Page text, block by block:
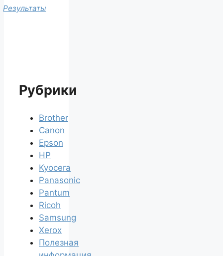
Результаты
Рубрики
Brother
Canon
Epson
HP
Kyocera
Panasonic
Pantum
Ricoh
Samsung
Xerox
Полезная